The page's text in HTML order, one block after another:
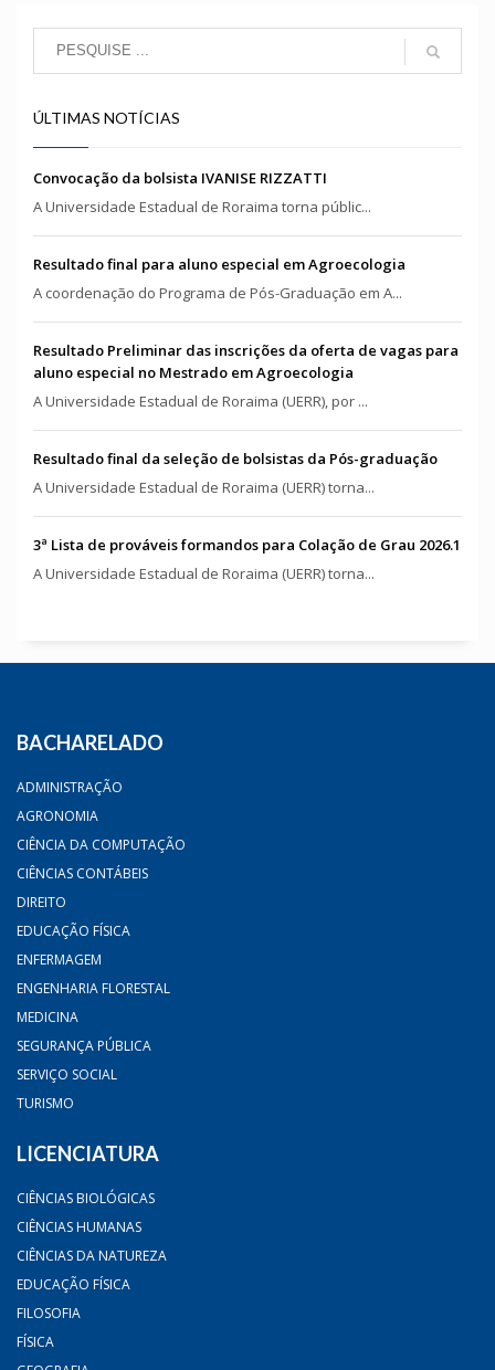
ÚLTIMAS NOTÍCIAS
Convocação da bolsista IVANISE RIZZATTI
A Universidade Estadual de Roraima torna públic...
Resultado final para aluno especial em Agroecologia
A coordenação do Programa de Pós-Graduação em A...
Resultado Preliminar das inscrições da oferta de vagas para
aluno especial no Mestrado em Agroecologia
A Universidade Estadual de Roraima (UERR), por ...
Resultado final da seleção de bolsistas da Pós-graduação
A Universidade Estadual de Roraima (UERR) torna...
3ª Lista de prováveis formandos para Colação de Grau 2026.1
A Universidade Estadual de Roraima (UERR) torna...
BACHARELADO
ADMINISTRAÇÃO
AGRONOMIA
CIÊNCIA DA COMPUTAÇÃO
CIÊNCIAS CONTÁBEIS
DIREITO
EDUCAÇÃO FÍSICA
ENFERMAGEM
ENGENHARIA FLORESTAL
MEDICINA
SEGURANÇA PÚBLICA
SERVIÇO SOCIAL
TURISMO
LICENCIATURA
CIÊNCIAS BIOLÓGICAS
CIÊNCIAS HUMANAS
CIÊNCIAS DA NATUREZA
EDUCAÇÃO FÍSICA
FILOSOFIA
FÍSICA